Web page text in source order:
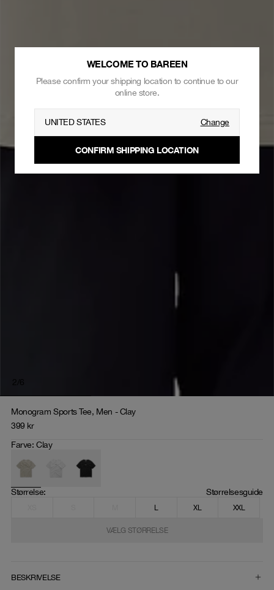
Monogram Sports Tee, Men - Clay
399 kr
Farve:Clay
Størrelse: Størrelsesguide
L XL XXL
VÆLG STØRRELSE
BESKRIVELSE
WELCOME TO BAREEN
Please confirm your shipping location to continue to our
online store.
UNITED STATES Change
CONFIRM SHIPPING LOCATION